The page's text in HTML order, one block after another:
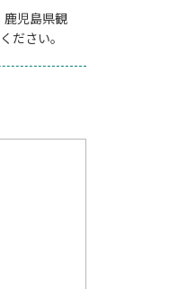
児島県観
ださい。